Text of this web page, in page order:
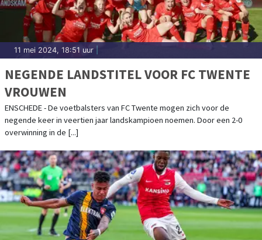
11 mei 2024, 18:51 uur
NEGENDE LANDSTITEL VOOR FC TWENTE
VROUWEN
ENSCHEDE - De voetbalsters van FC Twente mogen zich voor de
negende keer in veertien jaar landskampioen noemen. Door een 2-0
overwinning in de [...]